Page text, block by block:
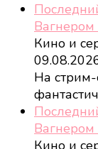
Кино и
На